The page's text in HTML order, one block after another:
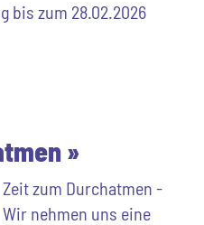
bis zum 28.02.2026
»
Zeit zum Durchatmen -
Wir nehmen uns eine